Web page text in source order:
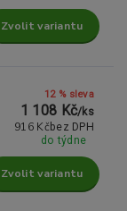
Zvolit variantu
12 % sleva
1 108 Kč/ks
916 Kč bez DPH
do týdne
Zvolit variantu